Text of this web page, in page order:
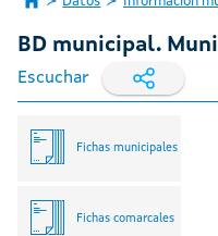
BD municipal.
Escuchar
Fichas municipales
Fichas comarcales